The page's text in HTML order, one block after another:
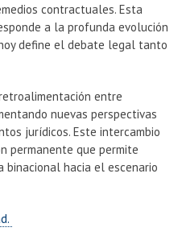
Funcionarios
contractuales. Esta
a la profunda evolución
define el debate legal tanto
entre
nuevas perspectivas
jurídicos. Este intercambio
permanente que permite
hacia el escenario